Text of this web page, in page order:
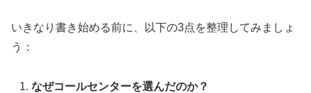
いきなり書き始める前に、以下の3点を整理してみましょ
う：
なぜコールセンターを選んだのか？